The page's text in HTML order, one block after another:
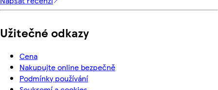
Užitečné odkazy
Cena
Nakupujte online bezpečně
Podmínky používání